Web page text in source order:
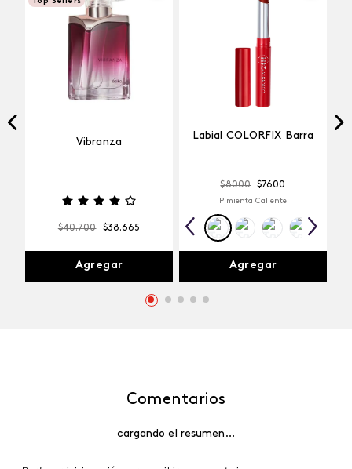
Vibranza
$40.700 $38.665
Agregar
Labial COLORFIX Barra
$8000 $7600
Pimienta Caliente
Agregar
Comentarios
cargando el resumen…